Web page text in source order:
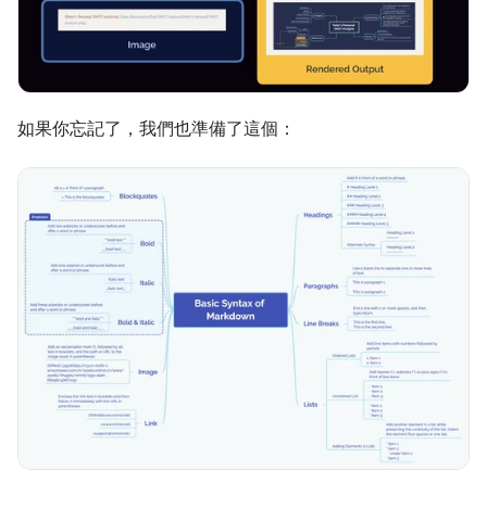
如果你忘記了，我們也準備了這個：